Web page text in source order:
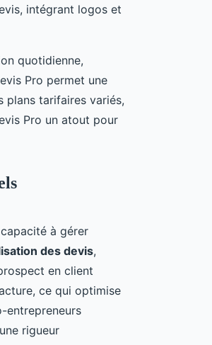
intégrant logos et
quotidienne,
Pro permet une
plans tarifaires variés,
Pro un atout pour
à gérer
des devis,
en client
ce qui optimise
entrepreneurs
rigueur